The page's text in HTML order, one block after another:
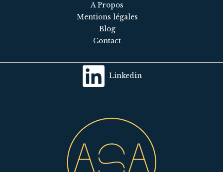
A Propos
Mentions légales
Blog
Contact
Linkedin